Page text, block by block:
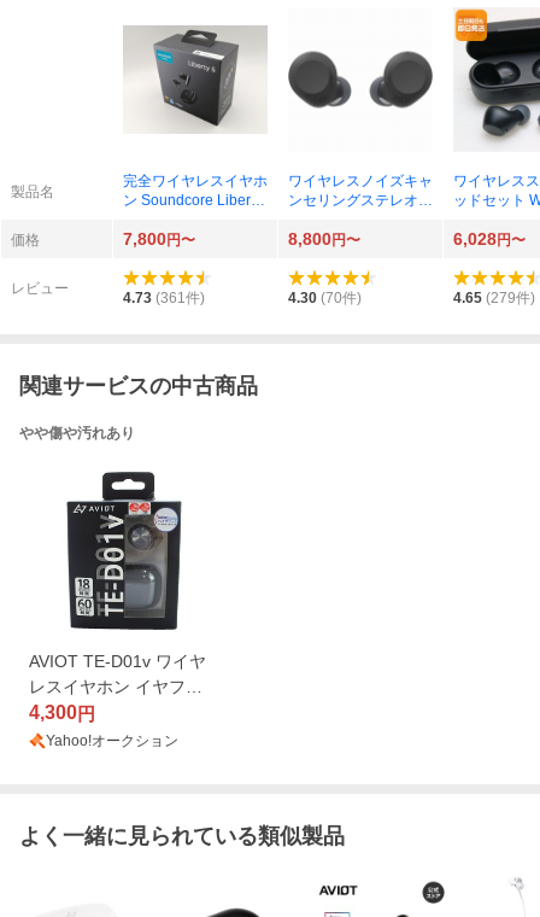
製品名
完全ワイヤレスイヤホ
ン Soundcore Liberty
イトブラック
ワイヤレスノイズキャ
ンセリングステレオヘ
N（B） ブラック
ワイヤレス
ッドセット
価格
7,800円〜 8,800円〜 6,028円〜
レビュー
4.73 (361件) 4.30 (70件) 4.65 (279件)
関連サービスの中古商品
やや傷や汚れあり
AVIOT TE-D01v ワイヤ
レスイヤホン イヤフォ
ン 黒 ブラック 箱付き
通電確認済 動作確認済 /
4,300円
Yahoo!オークション
よく一緒に見られている類似製品